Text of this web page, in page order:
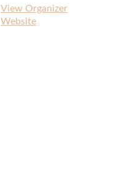
View Organizer
Website